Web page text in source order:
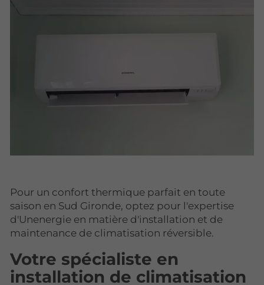
Pour un confort thermique parfait en toute
saison en Sud Gironde, optez pour l'expertise
d'Unenergie en matière d'installation et de
maintenance de climatisation réversible.
Votre spécialiste en
installation de climatisation